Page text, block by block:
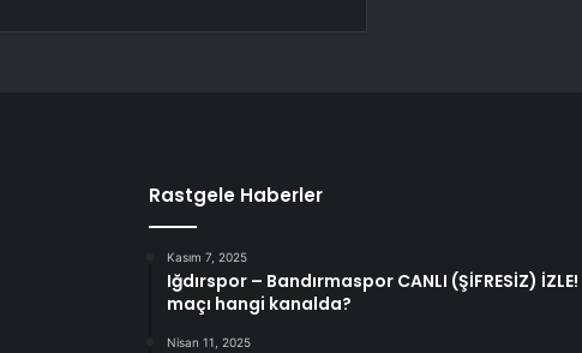
Rastgele Haberler
Kasım 7, 2025
Iğdırspor – Bandırmaspor CANLI (ŞİFRESİZ)
maçı hangi kanalda?
Nisan 11, 2025